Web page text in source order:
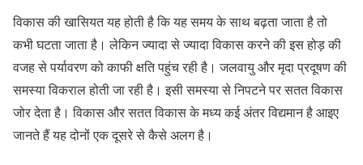
विकास की खासियत यह होती है कि यह समय के साथ बढ़ता जाता है तो
कभी घटता जाता है। लेकिन ज्यादा से ज्यादा विकास करने की इस होड़ की
वजह से पर्यावरण को काफी क्षति पहुंच रही है। जलवायु और मृदा प्रदूषण की
समस्या विकराल होती जा रही है। इसी समस्या से निपटने पर सतत विकास
जोर देता है। विकास और सतत विकास के मध्य कई अंतर विद्यमान है आइए
जानते हैं यह दोनों एक दूसरे से कैसे अलग है।